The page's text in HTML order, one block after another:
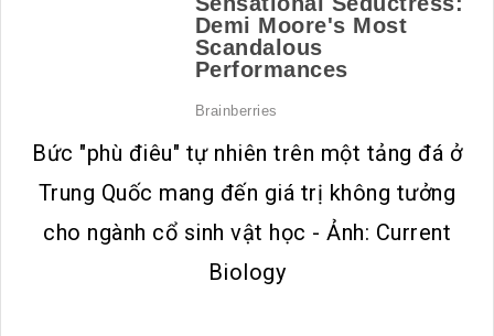
Bức "phù điêu" tự nhiên trên một tảng đá ở
Trung Quốc mang đến giá trị không tưởng
cho ngành cổ sinh vật học - Ảnh: Current
Biology